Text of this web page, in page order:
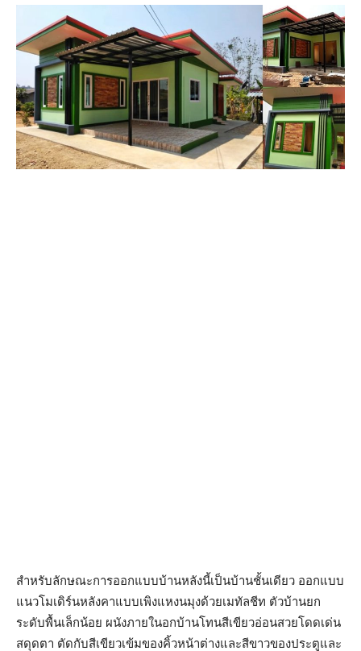
สำหรับลักษณะการออกแบบบ้านหลังนี้เป็นบ้านชั้นเดียว ออกแบบ
แนวโมเดิร์นหลังคาแบบเพิงแหงนมุงด้วยเมทัลชีท ตัวบ้านยก
ระดับพื้นเล็กน้อย ผนังภายในอกบ้านโทนสีเขียวอ่อนสวยโดดเด่น
สดุดตา ตัดกับสีเขียวเข้มของคิ้วหน้าต่างและสีขาวของประตูและ